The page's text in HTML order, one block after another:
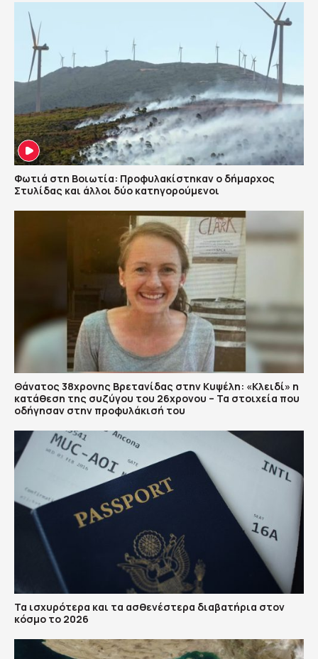
Φωτιά στη Βοιωτία: Προφυλακίστηκαν ο δήμαρχος
Στυλίδας και άλλοι δύο κατηγορούμενοι
Θάνατος 38χρονης Βρετανίδας στην Κυψέλη: «Κλειδί» η
κατάθεση της συζύγου του 26χρονου – Τα στοιχεία που
οδήγησαν στην προφυλάκισή του
Τα ισχυρότερα και τα ασθενέστερα διαβατήρια στον
κόσμο το 2026